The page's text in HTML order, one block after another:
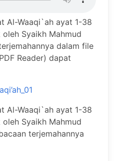
Al-Waaqi`ah ayat 1-38
Syaikh Mahmud
dalam file
Reader) dapat
Al-Waaqi`ah ayat 1-38
Syaikh Mahmud
terjemahannya